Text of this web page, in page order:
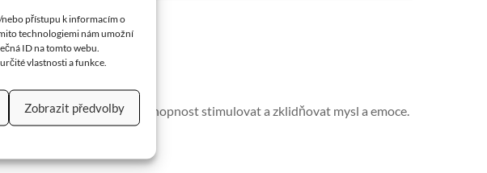
přístupu k informacím o
technologiemi nám umožní
ID na tomto webu.
vlastnosti a funkce.
Zobrazit předvolby
je cca 8×4 cm.
krásu a jedinečnou schopnost stimulovat a zklidňovat mysl a emoce.